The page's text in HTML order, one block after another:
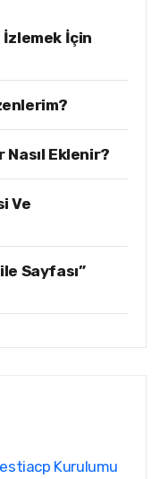
İzlemek İçin
Nasıl Eklenir?
Ve
Sayfası”
Kurulumu